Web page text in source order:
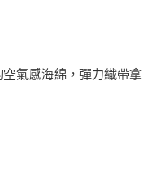
氣感海綿，彈力織帶拿